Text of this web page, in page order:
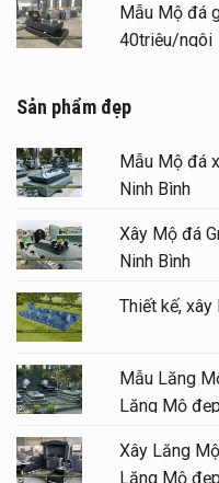
Mẫu Mộ đá
40triệu/ngôi
Sản phẩm đẹp
Mẫu Mộ đá
Ninh Bình
Xây Mộ đá
Ninh Bình
Thiết kế,
Mẫu Lăng
Lăng Mộ
Xây Lăng
Lăng Mộ đẹp